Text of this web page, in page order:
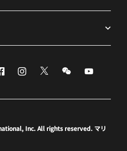
Facebook
しいウィンドウで開く
Instagram
新しいウィンドウで開く
Twitter
新しいウィンドウで開
Messenger
新しいウィンド
新しいウ
Inc. All rights reserved. マリ